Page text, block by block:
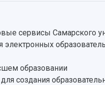
сервисы Самарского
образовании
создания